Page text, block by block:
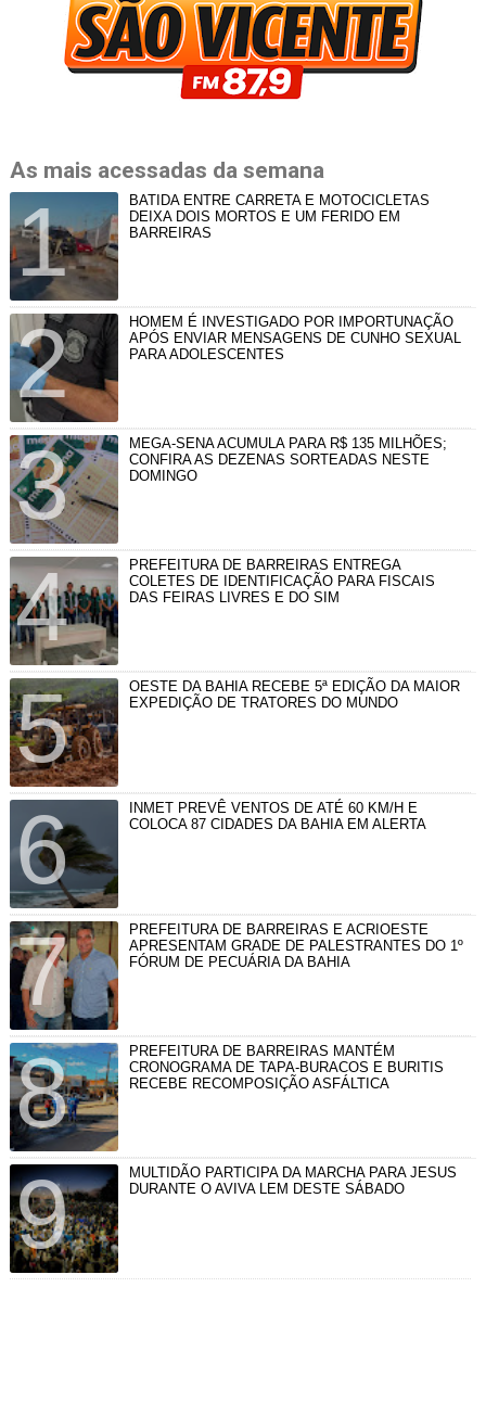
As mais acessadas da semana
BATIDA ENTRE CARRETA E MOTOCICLETAS
DEIXA DOIS MORTOS E UM FERIDO EM
BARREIRAS
HOMEM É INVESTIGADO POR IMPORTUNAÇÃO
APÓS ENVIAR MENSAGENS DE CUNHO SEXUAL
PARA ADOLESCENTES
MEGA-SENA ACUMULA PARA R$ 135 MILHÕES;
CONFIRA AS DEZENAS SORTEADAS NESTE
DOMINGO
PREFEITURA DE BARREIRAS ENTREGA
COLETES DE IDENTIFICAÇÃO PARA FISCAIS
DAS FEIRAS LIVRES E DO SIM
OESTE DA BAHIA RECEBE 5ª EDIÇÃO DA MAIOR
EXPEDIÇÃO DE TRATORES DO MUNDO
INMET PREVÊ VENTOS DE ATÉ 60 KM/H E
COLOCA 87 CIDADES DA BAHIA EM ALERTA
PREFEITURA DE BARREIRAS E ACRIOESTE
APRESENTAM GRADE DE PALESTRANTES DO 1º
FÓRUM DE PECUÁRIA DA BAHIA
PREFEITURA DE BARREIRAS MANTÉM
CRONOGRAMA DE TAPA-BURACOS E BURITIS
RECEBE RECOMPOSIÇÃO ASFÁLTICA
MULTIDÃO PARTICIPA DA MARCHA PARA JESUS
DURANTE O AVIVA LEM DESTE SÁBADO